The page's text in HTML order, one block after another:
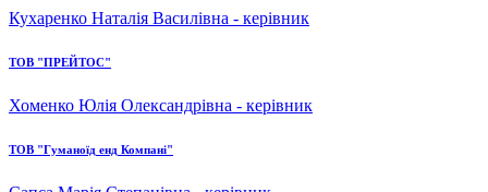
Кухаренко Наталія Василівна - керівник
ТОВ "ПРЕЙТОС"
Хоменко Юлія Олександрівна - керівник
ТОВ "Гуманоїд енд Компані"